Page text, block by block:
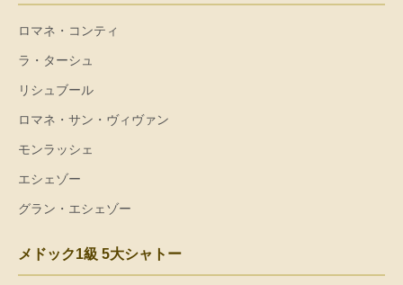
ロマネ・コンティ
ラ・ターシュ
リシュブール
ロマネ・サン・ヴィヴァン
モンラッシェ
エシェゾー
グラン・エシェゾー
メドック1級 5大シャトー